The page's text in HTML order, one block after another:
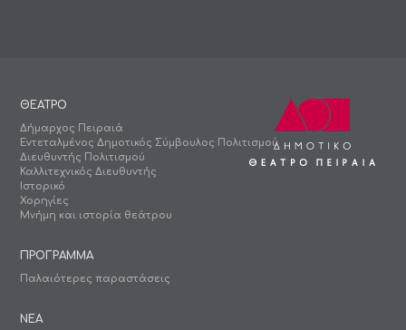
ΘΕΑΤΡΟ
Δήμαρχος Πειραιά
Εντεταλμένος Δημοτικός Σύμβουλος Πολιτισμού
Διευθυντής Πολιτισμού
Καλλιτεχνικός Διευθυντής
Ιστορικό
Χορηγίες
Μνήμη και ιστορία θεάτρου
ΠΡΟΓΡΑΜΜΑ
Παλαιότερες παραστάσεις
ΝΕΑ